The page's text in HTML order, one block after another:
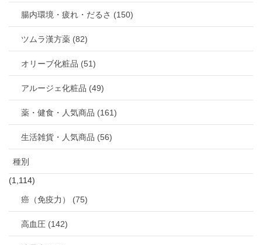
腸内環境・疲れ・だるさ (150)
ツムラ漢方薬 (82)
オリーブ化粧品 (51)
アルージェ化粧品 (49)
薬・健食・人気商品 (161)
生活雑貨・人気商品 (56)
種別
(1,114)
癌（免疫力） (75)
高血圧 (142)